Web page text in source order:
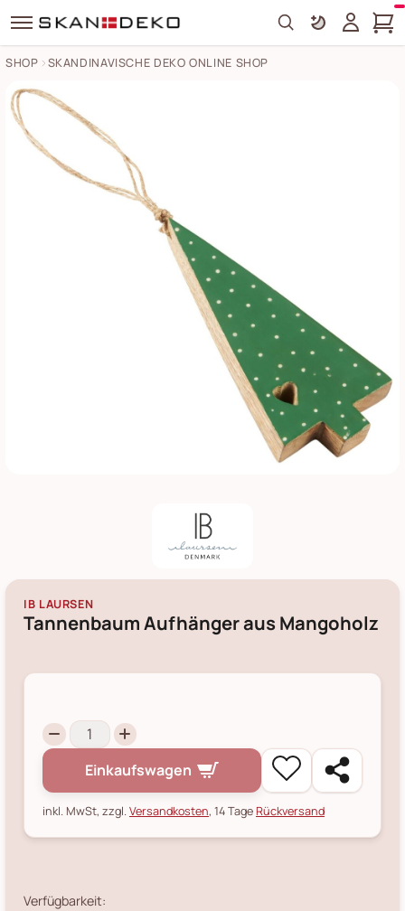
Search
SHOP SKANDINAVISCHE DEKO ONLINE SHOP
IB LAURSEN
Tannenbaum Aufhänger aus Mangoholz
Einkaufswagen
inkl. MwSt, zzgl.Versandkosten, 14 TageRückversand
Verfügbarkeit: